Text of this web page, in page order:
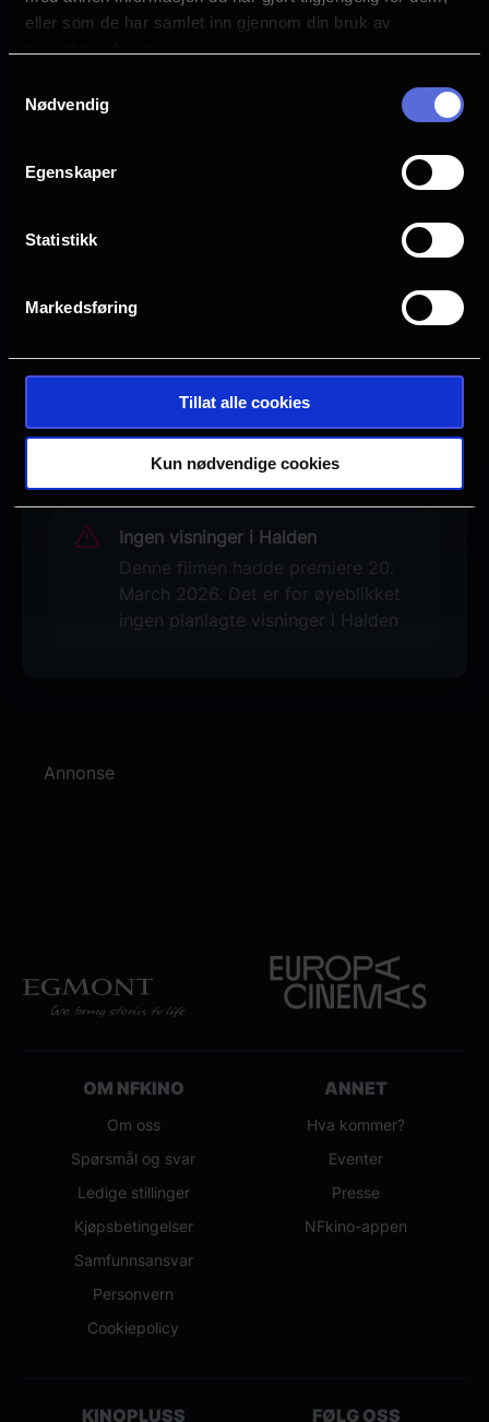
eller som de har samlet inn gjennom din bruk av
Nødvendig
Egenskaper
Statistikk
Markedsføring
Tillat alle cookies
Kun nødvendige cookies
Se galleri
Familiefilm
SF Norge
Ingen visninger i Halden
Denne filmen hadde premiere 20.
March 2026. Det er for øyeblikket
ingen planlagte visninger i Halden
Annonse
OM NFKINO
Om oss
Spørsmål og svar
Ledige stillinger
Kjøpsbetingelser
Samfunnsansvar
Personvern
Cookiepolicy
ANNET
Hva kommer?
Eventer
Presse
NFkino-appen
KINOPLUSS FØLG OSS